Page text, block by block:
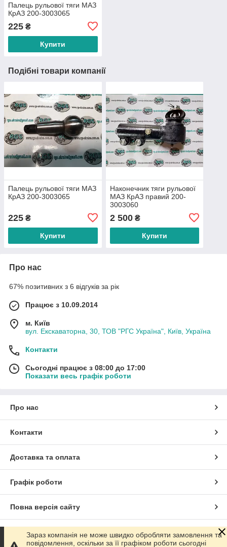
Палець рульової тяги МАЗ
КрАЗ 200-3003065
225 ₴
Купити
Подібні товари компанії
Палець рульової тяги МАЗ
КрАЗ 200-3003065
225 ₴
Купити
Наконечник тяги рульової
МАЗ КрАЗ правий 200-
3003060
2 500₴
Купити
Про нас
67% позитивних з 6 відгуків за рік
Працює з 10.09.2014
м. Київ
вул. Екскаваторна, 30, ТОВ "РГС Україна", Київ, Україна
Контакти
Сьогодні працює з 08:00 до 17:00
Показати весь графік роботи
Про нас
Контакти
Доставка та оплата
Графік роботи
Повна версія сайту
Сайт створено на маркетплейсі Prom.ua
Зараз компанія не може швидко обробляти замовлення та
повідомлення, оскільки за її графіком роботи сьогодні